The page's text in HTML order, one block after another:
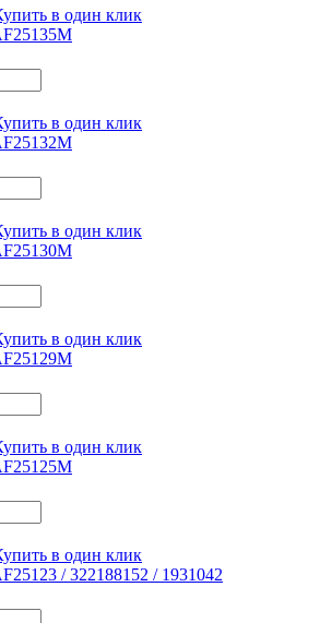
в один клик
в один клик
в один клик
в один клик
в один клик
в один клик
/ 322188152 / 1931042